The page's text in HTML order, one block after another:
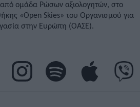
από ομάδα Ρώσων αξιολογητών, στο
«Open Skies» του Οργανισμού για
στην Ευρώπη (ΟΑΣΕ).